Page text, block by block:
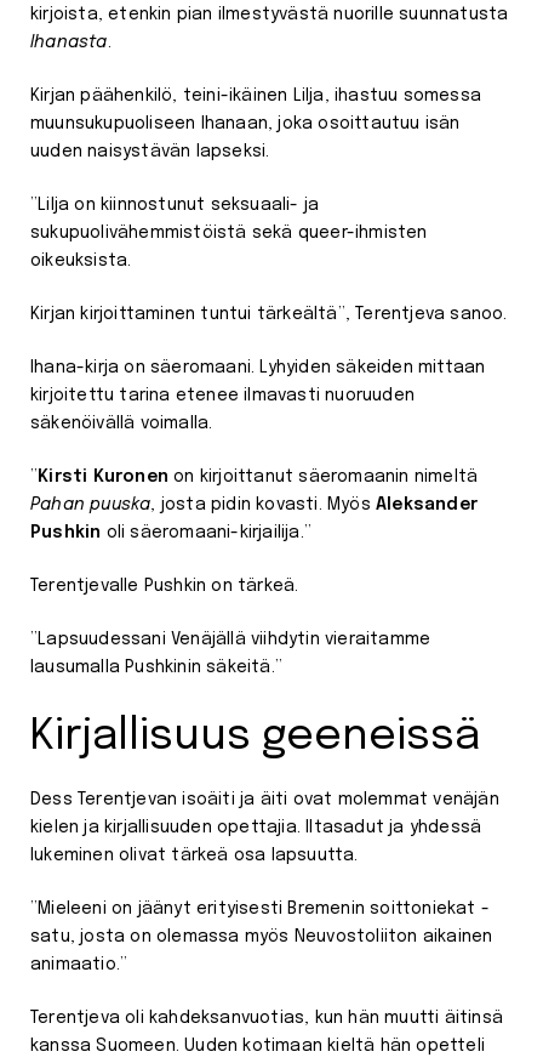
kirjoista, etenkin pian ilmestyvästä nuorille suunnatusta
Ihanasta.
Kirjan päähenkilö, teini-ikäinen Lilja, ihastuu somessa
muunsukupuoliseen Ihanaan, joka osoittautuu isän
uuden naisystävän lapseksi.
”Lilja on kiinnostunut seksuaali- ja
sukupuolivähemmistöistä sekä queer-ihmisten
oikeuksista.
Kirjan kirjoittaminen tuntui tärkeältä”, Terentjeva sanoo.
Ihana-kirja on säeromaani. Lyhyiden säkeiden mittaan
kirjoitettu tarina etenee ilmavasti nuoruuden
säkenöivällä voimalla.
” Kirsti Kuronen on kirjoittanut säeromaanin nimeltä
Pahan puuska, josta pidin kovasti. MyösAleksander
Pushkin oli säeromaani-kirjailija.”
Terentjevalle Pushkin on tärkeä.
”Lapsuudessani Venäjällä viihdytin vieraitamme
lausumalla Pushkinin säkeitä.”
Kirjallisuus geeneissä
Dess Terentjevan isoäiti ja äiti ovat molemmat venäjän
kielen ja kirjallisuuden opettajia. Iltasadut ja yhdessä
lukeminen olivat tärkeä osa lapsuutta.
”Mieleeni on jäänyt erityisesti Bremenin soittoniekat -
satu, josta on olemassa myös Neuvostoliiton aikainen
animaatio.”
Terentjeva oli kahdeksanvuotias, kun hän muutti äitinsä
kanssa Suomeen. Uuden kotimaan kieltä hän opetteli